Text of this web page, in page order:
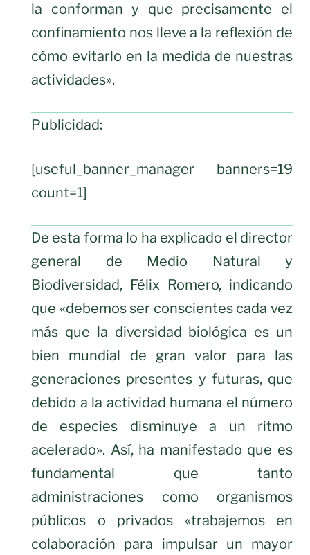
la conforman y que precisamente el
confinamiento nos lleve a la reflexión de
cómo evitarlo en la medida de nuestras
actividades».
Publicidad:
[useful_banner_manager banners=19
count=1]
De esta forma lo ha explicado el director
general de Medio Natural y
Biodiversidad, Félix Romero, indicando
que «debemos ser conscientes cada vez
más que la diversidad biológica es un
bien mundial de gran valor para las
generaciones presentes y futuras, que
debido a la actividad humana el número
de especies disminuye a un ritmo
acelerado». Así, ha manifestado que es
fundamental que tanto
administraciones como organismos
públicos o privados «trabajemos en
colaboración para impulsar un mayor